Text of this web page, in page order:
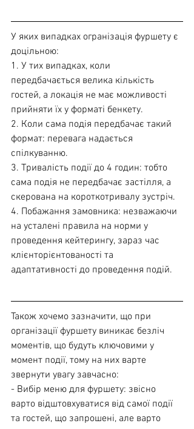
У яких випадках огранізація фуршету є
доцільною:
1. У тих випадках, коли
передбачається велика кількість
гостей, а локація не має можливості
прийняти їх у форматі бенкету.
2. Коли сама подія передбачає такий
формат: перевага надається
спілкуванню.
3. Тривалість події до 4 годин: тобто
сама подія не передбачає застілля, а
скерована на короткотривалу зустріч.
4. Побажання замовника: незважаючи
на усталені правила на норми у
проведення кейтерингу, зараз час
клієнторієнтованості та
адаптативності до проведення подій.
Також хочемо зазначити, що при
організації фуршету виникає безліч
моментів, що будуть ключовими у
момент події, тому на них варте
звернути увагу завчасно:
- Вибір меню для фуршету: звісно
варто відштовхуватися від самої події
та гостей, що запрошені, але варто